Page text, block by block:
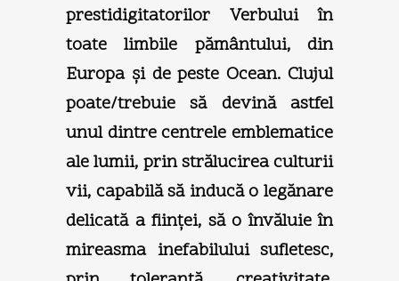
prestidigitatorilor Verbului în
toate limbile pământului, din
Europa şi de peste Ocean. Clujul
poate/trebuie să devină astfel
unul dintre centrele emblematice
ale lumii, prin strălucirea culturii
vii, capabilă să inducă o legănare
delicată a fiinţei, să o învăluie în
mireasma inefabilului sufletesc,